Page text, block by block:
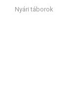
Nyári táborok